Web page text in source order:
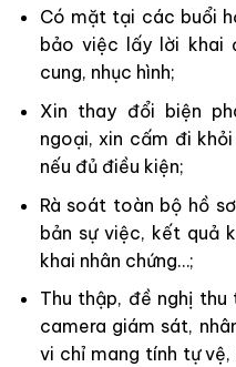
Có mặt tại các buổi
bảo việc lấy lời khai
cung, nhục hình;
Xin thay đổi biện
ngoại, xin cấm đi
nếu đủ điều kiện;
Rà soát toàn bộ hồ
bản sự việc, kết quả
khai nhân chứng…;
Thu thập, đề nghị
camera giám sát,
vi chỉ mang tính tự